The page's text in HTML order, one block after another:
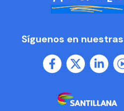
Síguenos en